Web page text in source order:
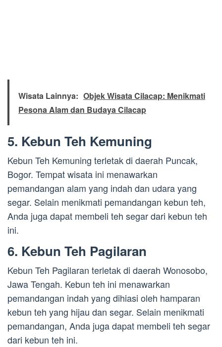
Wisata Lainnya: Objek Wisata Cilacap: Menikmati
Pesona Alam dan Budaya Cilacap
5. Kebun Teh Kemuning
Kebun Teh Kemuning terletak di daerah Puncak,
Bogor. Tempat wisata ini menawarkan
pemandangan alam yang indah dan udara yang
segar. Selain menikmati pemandangan kebun teh,
Anda juga dapat membeli teh segar dari kebun teh
ini.
6. Kebun Teh Pagilaran
Kebun Teh Pagilaran terletak di daerah Wonosobo,
Jawa Tengah. Kebun teh ini menawarkan
pemandangan indah yang dihiasi oleh hamparan
kebun teh yang hijau dan segar. Selain menikmati
pemandangan, Anda juga dapat membeli teh segar
dari kebun teh ini.